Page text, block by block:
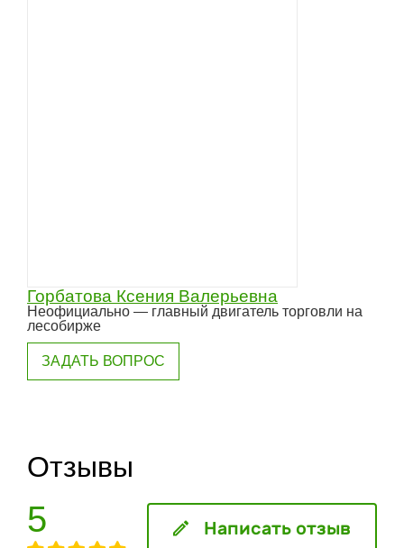
Горбатова Ксения Валерьевна
Неофициально — главный двигатель торговли на
лесобирже
ЗАДАТЬ ВОПРОС
Отзывы
5 Написать отзыв